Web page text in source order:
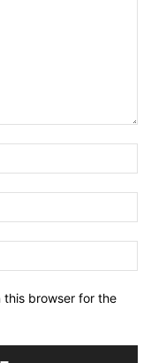
this browser for the